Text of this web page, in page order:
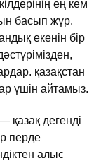
ең кем
басып жүр.
екенiн бiр
қазақстан
үшiн айтамыз.
қазақ дегендi
перде
алыс